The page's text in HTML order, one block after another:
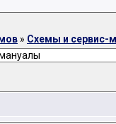
» Схемы и сервис-